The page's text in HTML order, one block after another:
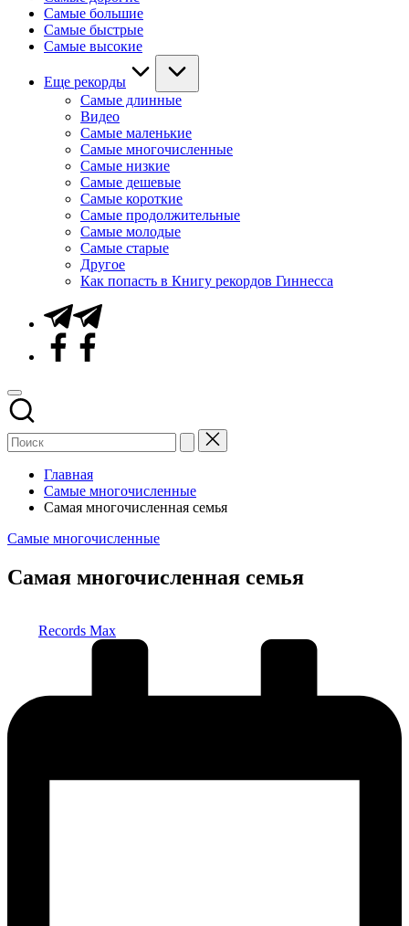
Самые большие
Самые быстрые
Самые высокие
Еще рекорды
Самые длинные
Видео
Самые маленькие
Самые многочисленные
Самые низкие
Самые дешевые
Самые короткие
Самые продолжительные
Самые молодые
Самые старые
Другое
Как попасть в Книгу рекордов Гиннесса
Telegram
Facebook
Главная
Самые многочисленные
Самая многочисленная семья
Опубликовано
Самые многочисленные
Самая многочисленная семья
Records Max